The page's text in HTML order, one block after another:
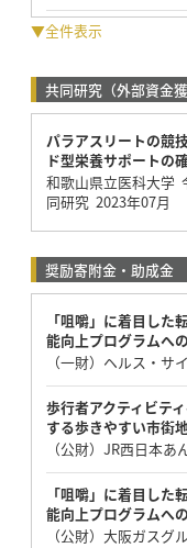
▼全件表示
共同研究（外部資金
パラアスリートの競
ド型栄養サポートの
和歌山県立医科大学
同研究 2023年07月
奨励寄附金・助成金
「咀嚼」に着目し
能向上プログラムへ
（一財）ヘルス・サ
歩行者アクティビテ
する歩きやすい市街
（公財）JR西日本
「咀嚼」に着目し
能向上プログラムへ
（公財）大阪ガスグ